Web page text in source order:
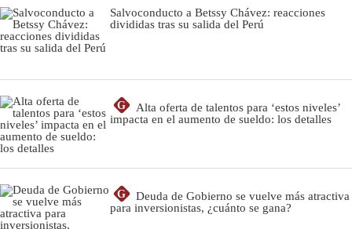
Salvoconducto a Betssy Chávez: reacciones
divididas tras su salida del Perú
G
Alta oferta de talentos para ‘estos niveles’
impacta en el aumento de sueldo: los detalles
G
Deuda de Gobierno se vuelve más atractiva
para inversionistas, ¿cuánto se gana?